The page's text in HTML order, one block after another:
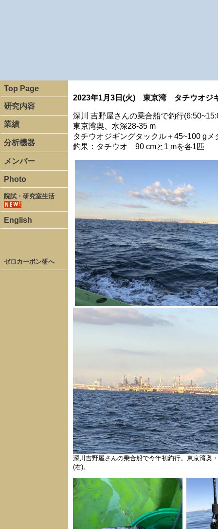
Top Page
研究内容
業績
分析機器
メンバー
Photo
院試・研究室生活
English
ゼロカーボン研へ
2023年1月3日(火) 東京湾 タチウオジ
深川 吉野屋さんの乗合船で釣行
東京湾奥、水深28-35 m
タチウオジギングタックル＋45~100 gメ
釣果：タチウオ 90 cmと1 mを各1匹
深川吉野屋さんの乗合船で今年初釣行。東京湾奥
(右)。